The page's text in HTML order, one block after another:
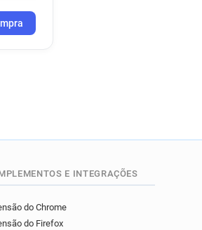
E INTEGRAÇÕES
do Chrome
do Firefox